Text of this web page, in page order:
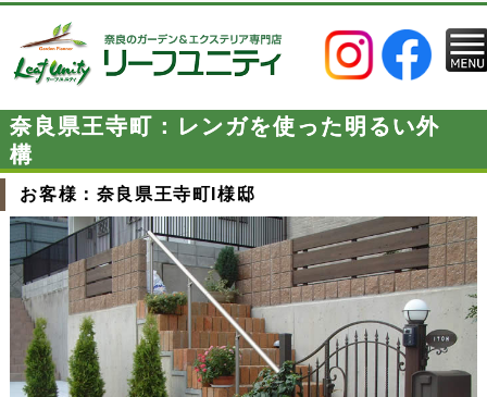
奈良県王寺町：レンガを使った明るい外
構
お客様：奈良県王寺町I様邸